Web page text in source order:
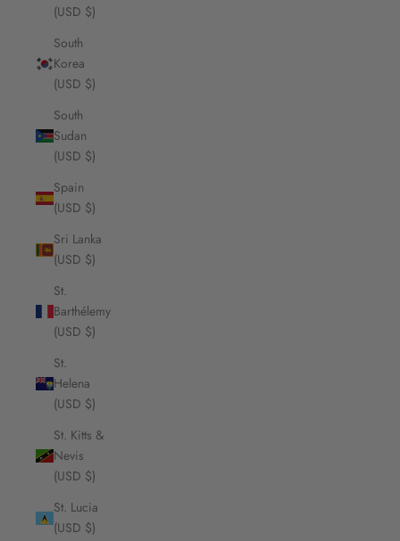
(USD $)
South
Korea
(USD $)
South
Sudan
(USD $)
Spain
(USD $)
Sri Lanka
(USD $)
St.
Barthélemy
(USD $)
St.
Helena
(USD $)
St. Kitts &
Nevis
(USD $)
St. Lucia
(USD $)